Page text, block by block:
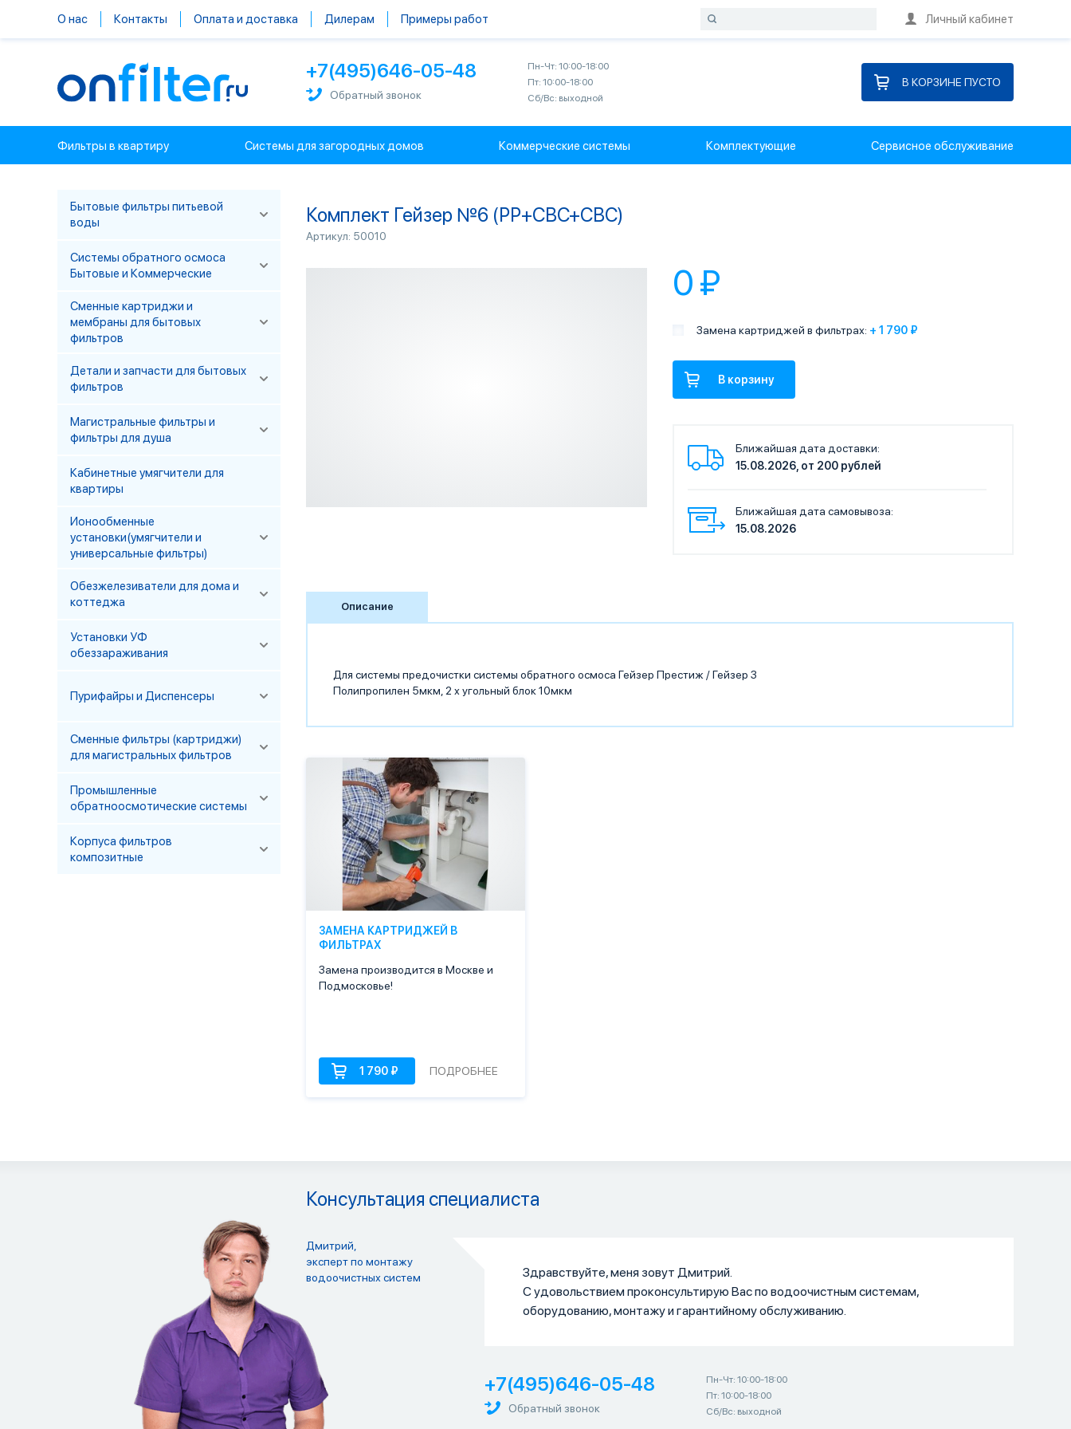
О нас Контакты Оплата и доставка Дилерам Примеры работ Личный кабинет
+7(495)646-05-48
Обратный звонок
Пн-Чт: 10:00-18:00
Пт: 10:00-18:00
Сб/Вс: выходной
В КОРЗИНЕ ПУСТО
Фильтры в квартиру Системы для загородных домов Коммерческие системы Комплектующие Сервисное обслуживание
Комплект Гейзер №6 (PP+CBC+CBC)
Артикул: 50010
0 ₽
Замена картриджей в фильтрах: + 1 790 ₽
Ближайшая дата доставки:
15.08.2026, от 200 рублей
Ближайшая дата самовывоза:
15.08.2026
Описание
Для системы предочистки системы обратного осмоса Гейзер Престиж / Гейзер 3
Полипропилен 5мкм, 2 х угольный блок 10мкм
ЗАМЕНА КАРТРИДЖЕЙ В
ФИЛЬТРАХ
Замена производится в Москве и
Подмосковье!
ПОДРОБНЕЕ
Бытовые фильтры питьевой
воды
Системы обратного осмоса
Бытовые и Коммерческие
Сменные картриджи и
мембраны для бытовых
фильтров
Детали и запчасти для бытовых
фильтров
Магистральные фильтры и
фильтры для душа
Кабинетные умягчители для
квартиры
Ионообменные
установки(умягчители и
универсальные фильтры)
Обезжелезиватели для дома и
коттеджа
Установки УФ
обеззараживания
Пурифайры и Диспенсеры
Сменные фильтры (картриджи)
для магистральных фильтров
Промышленные
обратноосмотические системы
Корпуса фильтров
композитные
Консультация специалиста
Дмитрий,
эксперт по монтажу
водоочистных систем
Здравствуйте, меня зовут Дмитрий.
С удовольствием проконсультирую Вас по водоочистным системам,
оборудованию, монтажу и гарантийному обслуживанию.
+7(495)646-05-48
Обратный звонок
Пн-Чт: 10:00-18:00
Пт: 10:00-18:00
Сб/Вс: выходной